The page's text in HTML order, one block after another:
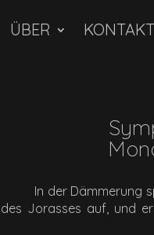
ÜBER KONTAKT
In der Dämmerung
Jorasses auf, und